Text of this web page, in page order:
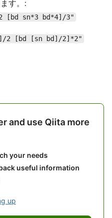
す。:
[bd sn*3 bd*4]/3"
2 [bd [sn bd]/2]*2"
and use Qiita more
your needs
useful information
up